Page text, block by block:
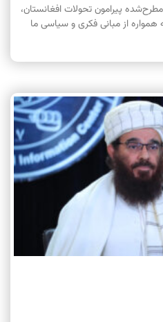
پیرامون تحولات افغانستان،
همواره از مبانی فکری و سیاسی ما